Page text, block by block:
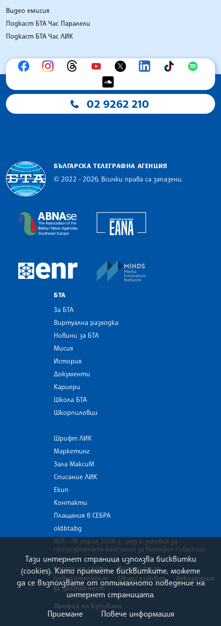
Видео емисия
Подкаст БТА Час Паралели
Подкаст БТА Час ЛИК
02 9262 210
БЪЛГАРСКА ТЕЛЕГРАФНА АГЕНЦИЯ
© 2022 - 2026, Всички права са запазени.
The Assocoation of the Balkan News Agencies
European Newsroom
БТА
За БТА
Виртуална разходка
Новини за БТА
Мисия
История
Документи
Кариери
Школа БТА
Шкорпиловци
Шрифт ЛИК
Маркетинг
Зала МаксиМ
Списание ЛИК
Екип
Контакти
Плащания в СЕБРА
old.bta.bg
ВОТ - 19 април 2026 г . ред и условия за
предизборната кампания за Народно събрание
Карта на сайта
Политика за
поверителност
Общи условия
Декларация
за достъпност
Профил на купувача
Тази интернет страница използва бисквитки
(cookies). Като приемете бисквитките, можете
да се възползвате от оптималното поведение на
интернет страницата.
Приемане
Повече информация